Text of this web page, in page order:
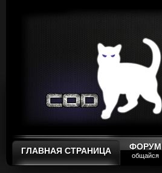
ГЛАВНАЯ СТРАНИЦА ФОРУМ
общайся